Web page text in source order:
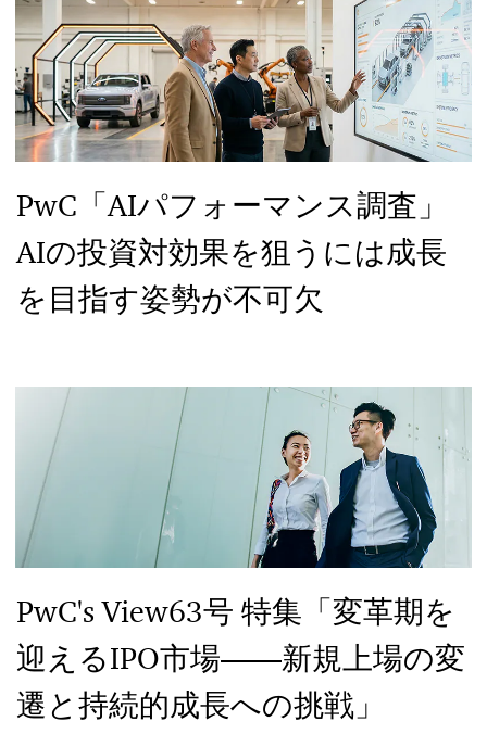
PwC「AIパフォーマンス調査」
AIの投資対効果を狙うには成長
を目指す姿勢が不可欠
PwC's View63号 特集「変革期を
迎えるIPO市場――新規上場の変
遷と持続的成長への挑戦」